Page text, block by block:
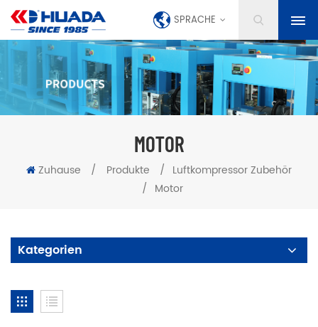
SPRACHE
MOTOR
Zuhause / Produkte / Luftkompressor Zubehör
/ Motor
Kategorien